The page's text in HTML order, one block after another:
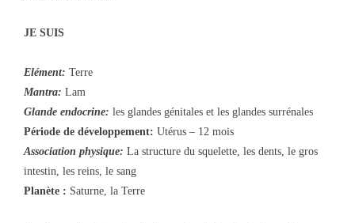
JE SUIS
Elément: Terre
Mantra: Lam
Glande endocrine: les glandes génitales et les glandes surrénales
Période de développement: Utérus – 12 mois
Association physique: La structure du squelette, les dents, le gros
intestin, les reins, le sang
Planète : Saturne, la Terre